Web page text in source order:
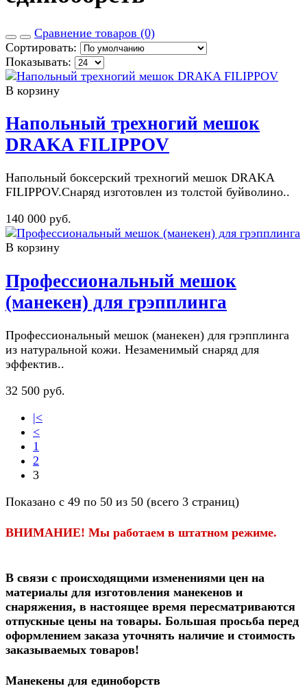
Сравнение товаров (0)
Сортировать:
Показывать:
В корзину
Напольный трехногий мешок
DRAKA FILIPPOV
Напольный боксерский трехногий мешок DRAKA
FILIPPOV.Снаряд изготовлен из толстой буйволино..
140 000 руб.
В корзину
Профессиональный мешок
(манекен) для грэпплинга
Профессиональный мешок (манекен) для грэпплинга
из натуральной кожи. Незаменимый снаряд для
эффектив..
32 500 руб.
|<
<
1
2
3
Показано с 49 по 50 из 50 (всего 3 страниц)
ВНИМАНИЕ! Мы работаем в штатном режиме.
В связи c происходящими изменениями цен на
материалы для изготовления манекенов и
снаряжения, в настоящее время пересматриваются
отпускные цены на товары. Большая просьба перед
оформлением заказа уточнять наличие и стоимость
заказываемых товаров!
Манекены для единоборств